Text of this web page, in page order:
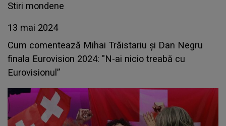
Stiri mondene
13 mai 2024
Cum comentează Mihai Trăistariu și Dan Negru
finala Eurovision 2024: "N-ai nicio treabă cu
Eurovisionul”